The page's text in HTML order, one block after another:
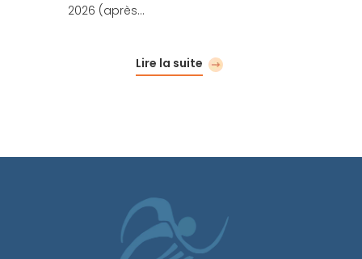
2026 (après…
Lire la suite